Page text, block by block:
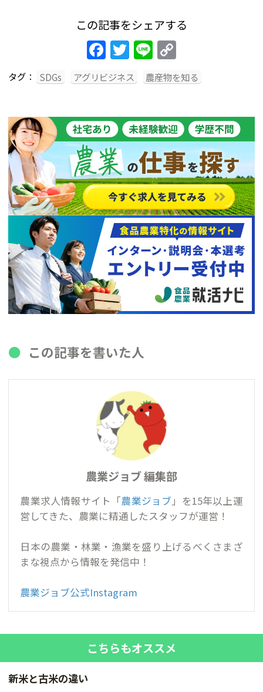
この記事をシェアする
Facebook
Twitter
Line
Link
タグ： SDGs アグリビジネス 農産物を知る
この記事を書いた人
農業ジョブ 編集部
農業求人情報サイト「農業ジョブ 」を15年以上運
営してきた、農業に精通したスタッフが運営！
日本の農業・林業・漁業を盛り上げるべくさまざ
まな視点から情報を発信中！
農業ジョブ公式Instagram
こちらもオススメ
新米と古米の違い